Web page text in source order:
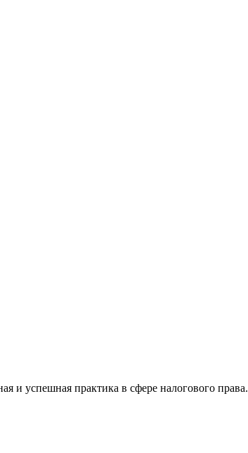
и успешная практика в сфере налогового права.